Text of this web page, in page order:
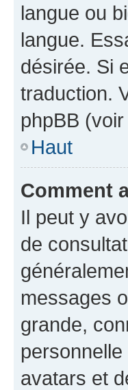
langue ou
langue.
désirée. Si
traduction.
phpBB
Haut
Comment
Il peut y
de
messages
grande,
personnelle
avatars et